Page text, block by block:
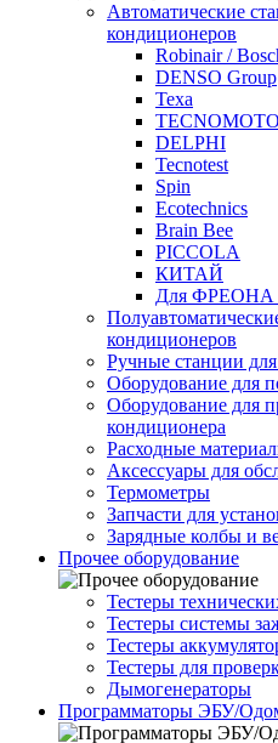
Автоматические
кондиционеров
Robinair /
DENSO Group
Texa
DELPHI
Tecnotest
Spin
Ecotechnics
Brain Bee
PICCOLA
КИТАЙ
Для ФРЕОНА
кондиционеров
Ручные станции
Оборудование для
Оборудование для
кондиционера
Расходные
Аксессуары для
Термометры
Запчасти для
Зарядные колбы и
Прочее оборудование
Тестеры
Тестеры системы
Тестеры
Тестеры для
Дымогенераторы
Программаторы ЭБУ/